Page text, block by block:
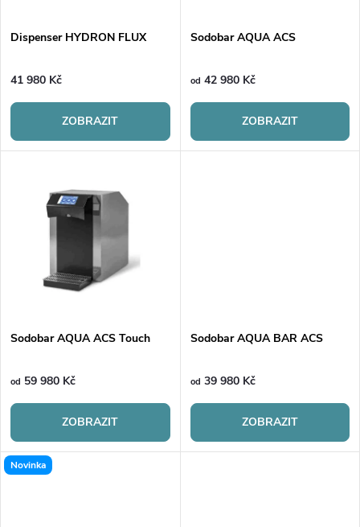
p
r
o
ů
s
p
r
o
ů
Dispenser HYDRON FLUX
41 980 Kč
ZOBRAZIT
Sodobar AQUA ACS
od 42 980 Kč
ZOBRAZIT
Sodobar AQUA ACS Touch
od 59 980 Kč
ZOBRAZIT
Sodobar AQUA BAR ACS
od 39 980 Kč
ZOBRAZIT
Novinka